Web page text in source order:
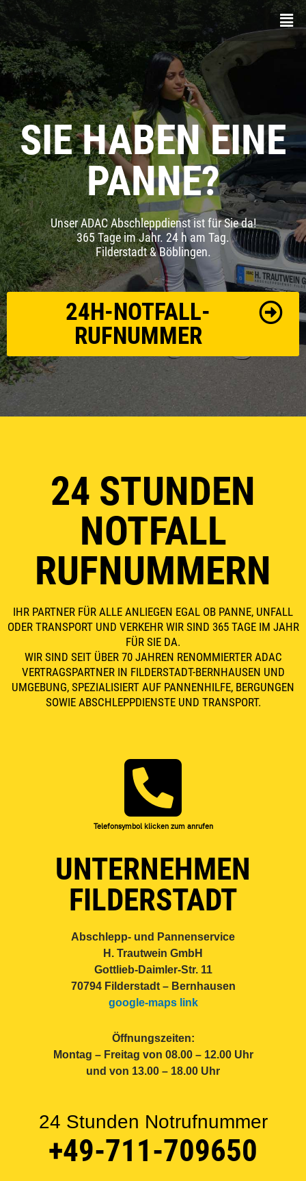
SIE HABEN EINE
PANNE?
Unser ADAC Abschleppdienst ist für Sie da!
365 Tage im Jahr. 24 h am Tag.
Filderstadt & Böblingen.
24H-NOTFALL-
RUFNUMMER
24 STUNDEN
NOTFALL
RUFNUMMERN
IHR PARTNER FÜR ALLE ANLIEGEN EGAL OB PANNE, UNFALL
ODER TRANSPORT UND VERKEHR WIR SIND 365 TAGE IM JAHR
FÜR SIE DA.
WIR SIND SEIT ÜBER 70 JAHREN RENOMMIERTER ADAC
VERTRAGSPARTNER IN FILDERSTADT-BERNHAUSEN UND
UMGEBUNG, SPEZIALISIERT AUF PANNENHILFE, BERGUNGEN
SOWIE ABSCHLEPPDIENSTE UND TRANSPORT.
Telefonsymbol klicken zum anrufen
UNTERNEHMEN
FILDERSTADT
Abschlepp- und Pannenservice
H. Trautwein GmbH
Gottlieb-Daimler-Str. 11
70794 Filderstadt – Bernhausen
google-maps link
Öffnungszeiten:
Montag – Freitag von 08.00 – 12.00 Uhr
und von 13.00 – 18.00 Uhr
24 Stunden Notrufnummer
+49-711-709650